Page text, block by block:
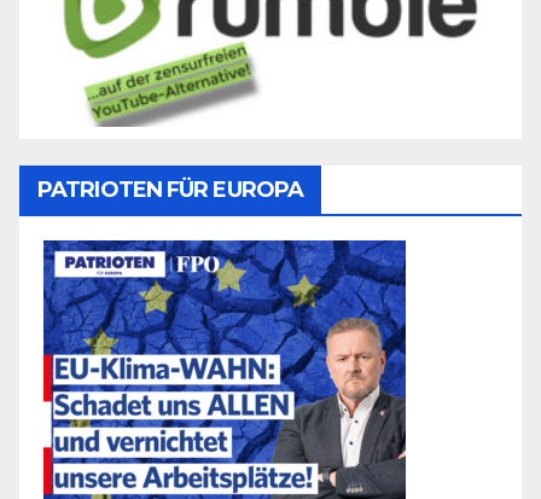
PATRIOTEN FÜR EUROPA